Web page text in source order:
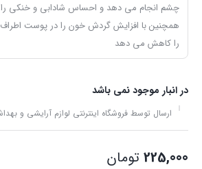
چشم انجام می دهد و احساس شادابی و خنکی را
همچنین با افزایش گردش خون را در پوست
را کاهش می دهد
در انبار موجود نمی باشد
ارسال توسط فروشگاه اینترنتی لوازم آرایشی و
225,000 تومان